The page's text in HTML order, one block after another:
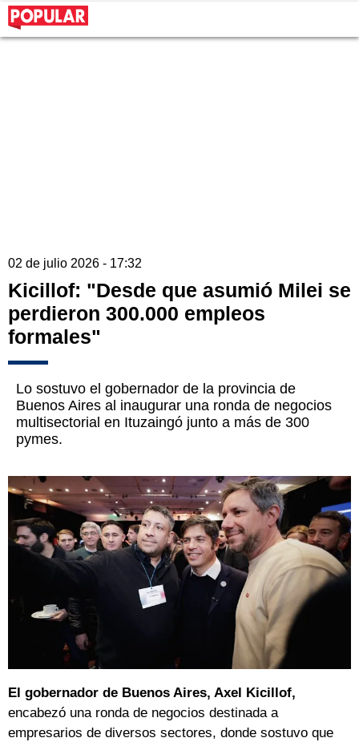
02 de julio 2026 - 17:32
Kicillof: "Desde que asumió Milei se
perdieron 300.000 empleos
formales"
Lo sostuvo el gobernador de la provincia de
Buenos Aires al inaugurar una ronda de negocios
multisectorial en Ituzaingó junto a más de 300
pymes.
El gobernador de Buenos Aires, Axel Kicillof,
encabezó una ronda de negocios destinada a
empresarios de diversos sectores, donde sostuvo que